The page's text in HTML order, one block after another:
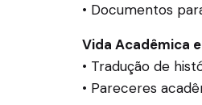
• Documentos
Vida Acadêmica
• Tradução de
• Pareceres